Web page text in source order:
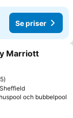
Se priser
Favoriter
Marriott
och bubbelpool